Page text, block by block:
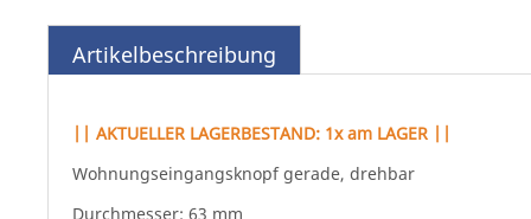
Anfang
Bildgalerie
Artikelbeschreibung
|| AKTUELLER LAGERBESTAND: 1x am LAGER ||
Wohnungseingangsknopf gerade, drehbar
Durchmesser: 63 mm